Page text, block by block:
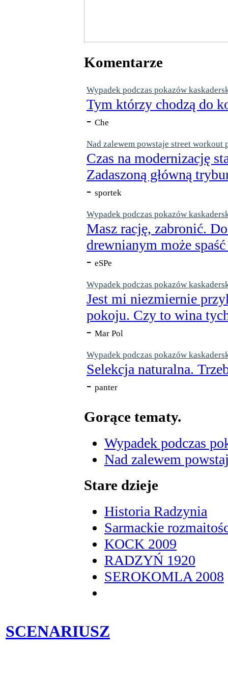
Komentarze
Wypadek podczas pokazów
Tym którzy chodzą do
- Che
Nad zalewem powstaje street workout
Czas na modernizację
Zadaszoną główną
- sportek
Wypadek podczas pokazów
Masz rację, zabronić.
drewnianym może
- eSPe
Wypadek podczas pokazów
Jest mi niezmiernie
pokoju. Czy to wina
- Mar Pol
Wypadek podczas pokazów
Selekcja naturalna.
- panter
Gorące tematy.
Wypadek podczas
Nad zalewem
Stare dzieje
Historia Radzynia
Sarmackie
KOCK 2009
RADZYŃ 1920
SEROKOMLA 2008
SCENARIUSZ